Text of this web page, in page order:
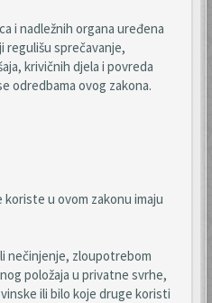
i nadležnih organa uređena
regulišu sprečavanje,
krivičnih djela i povreda
odredbama ovog zakona.
koriste u ovom zakonu imaju
nečinjenje, zloupotrebom
položaja u privatne svrhe,
ili bilo koje druge koristi